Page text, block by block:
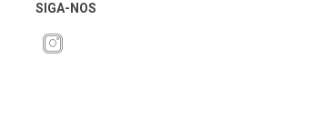
SIGA-NOS